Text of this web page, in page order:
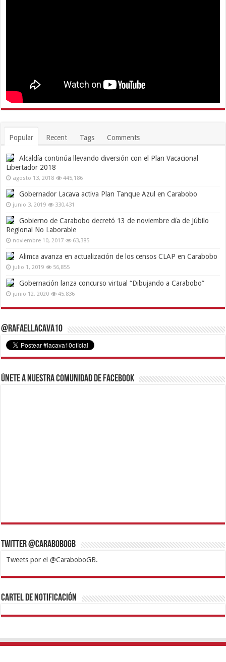
Popular Recent Tags Comments
Alcaldía continúa llevando diversión con el Plan Vacacional
Libertador 2018
agosto 13, 2018 445,186
Gobernador Lacava activa Plan Tanque Azul en Carabobo
junio 3, 2019 330,431
Gobierno de Carabobo decretó 13 de noviembre día de Júbilo
Regional No Laborable
noviembre 10, 2017 63,385
Alimca avanza en actualización de los censos CLAP en Carabobo
julio 1, 2019 56,855
Gobernación lanza concurso virtual “Dibujando a Carabobo”
junio 12, 2020 45,836
@RafaelLacava10
Únete a nuestra comunidad de Facebook
Twitter @CaraboboGB
Tweets por el @CaraboboGB.
1xbetBetturkeyBetistKralbetSupertotobetTipobetMatadorbetMariobet
https://mvbcasino.com/
Cartel de Notificación